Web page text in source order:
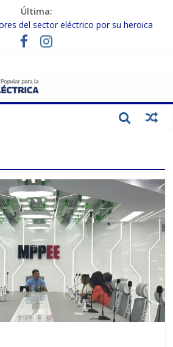
Última:
del sector eléctrico por su heroica
del 24-J
acciones con el sector privado para
rehabilitación en instalaciones del SEN
plan preventivo para fortalecer el SEN